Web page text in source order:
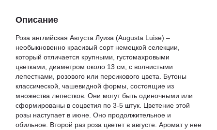
Описание
Роза английская Августа Луиза (Augusta Luise) –
необыкновенно красивый сорт немецкой селекции,
который отличается крупными, густомахровыми
цветками, диаметром около 13 см, с волнистыми
лепестками, розового или персикового цвета. Бутоны
классической, чашевидной формы, состоящие из
множества лепестков. Они могут быть одиночными или
сформированы в соцветия по 3-5 штук. Цветение этой
розы наступает в июне. Оно продолжительное и
обильное. Второй раз роза цветет в августе. Аромат у нее